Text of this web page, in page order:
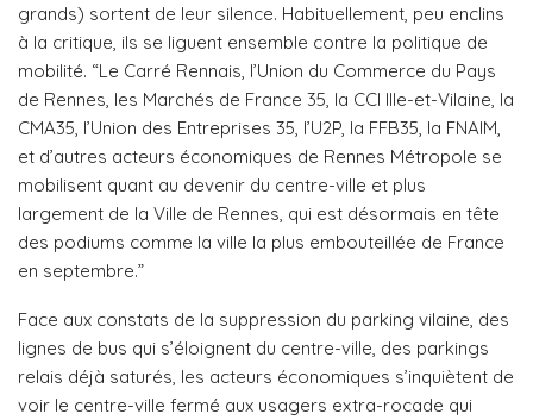
grands) sortent de leur silence. Habituellement, peu enclins
à la critique, ils se liguent ensemble contre la politique de
mobilité. “Le Carré Rennais, l’Union du Commerce du Pays
de Rennes, les Marchés de France 35, la CCI Ille-et-Vilaine, la
CMA35, l’Union des Entreprises 35, l’U2P, la FFB35, la FNAIM,
et d’autres acteurs économiques de Rennes Métropole se
mobilisent quant au devenir du centre-ville et plus
largement de la Ville de Rennes, qui est désormais en tête
des podiums comme la ville la plus embouteillée de France
en septembre.”
Face aux constats de la suppression du parking vilaine, des
lignes de bus qui s’éloignent du centre-ville, des parkings
relais déjà saturés, les acteurs économiques s’inquiètent de
voir le centre-ville fermé aux usagers extra-rocade qui